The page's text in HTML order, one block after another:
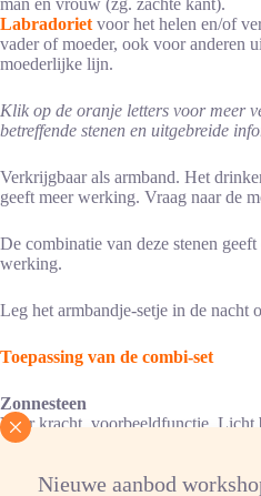
Nieuwe aanbod
Labradoriet voor het helen en/of
vader of moeder, ook voor anderen
moederlijke lijn.
Klik op de oranje letters voor meer
betreffende stenen en uitgebreide
Verkrijgbaar als armband. Het
geeft meer werking. Vraag naar de
De combinatie van deze stenen
werking.
Leg het armbandje-setje in de nacht
Toepassing van de combi-set
Zonnesteen
Voor kracht, voorbeeldfunctie. Licht
verwarmt. Vermindert melancholie
geestelijk zwakke mensen. Geeft
vlucht slaan in dromen en